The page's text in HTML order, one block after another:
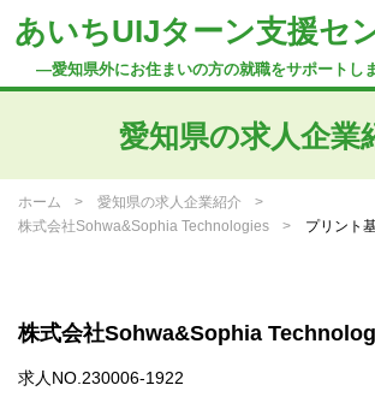
あいちUIJターン支援セ
―愛知県外にお住まいの方の就職をサポートし
愛知県の求人企業
ホーム
愛知県の求人企業紹介
株式会社Sohwa&Sophia Technologies
プリント
株式会社Sohwa&Sophia
求人NO.230006-1922